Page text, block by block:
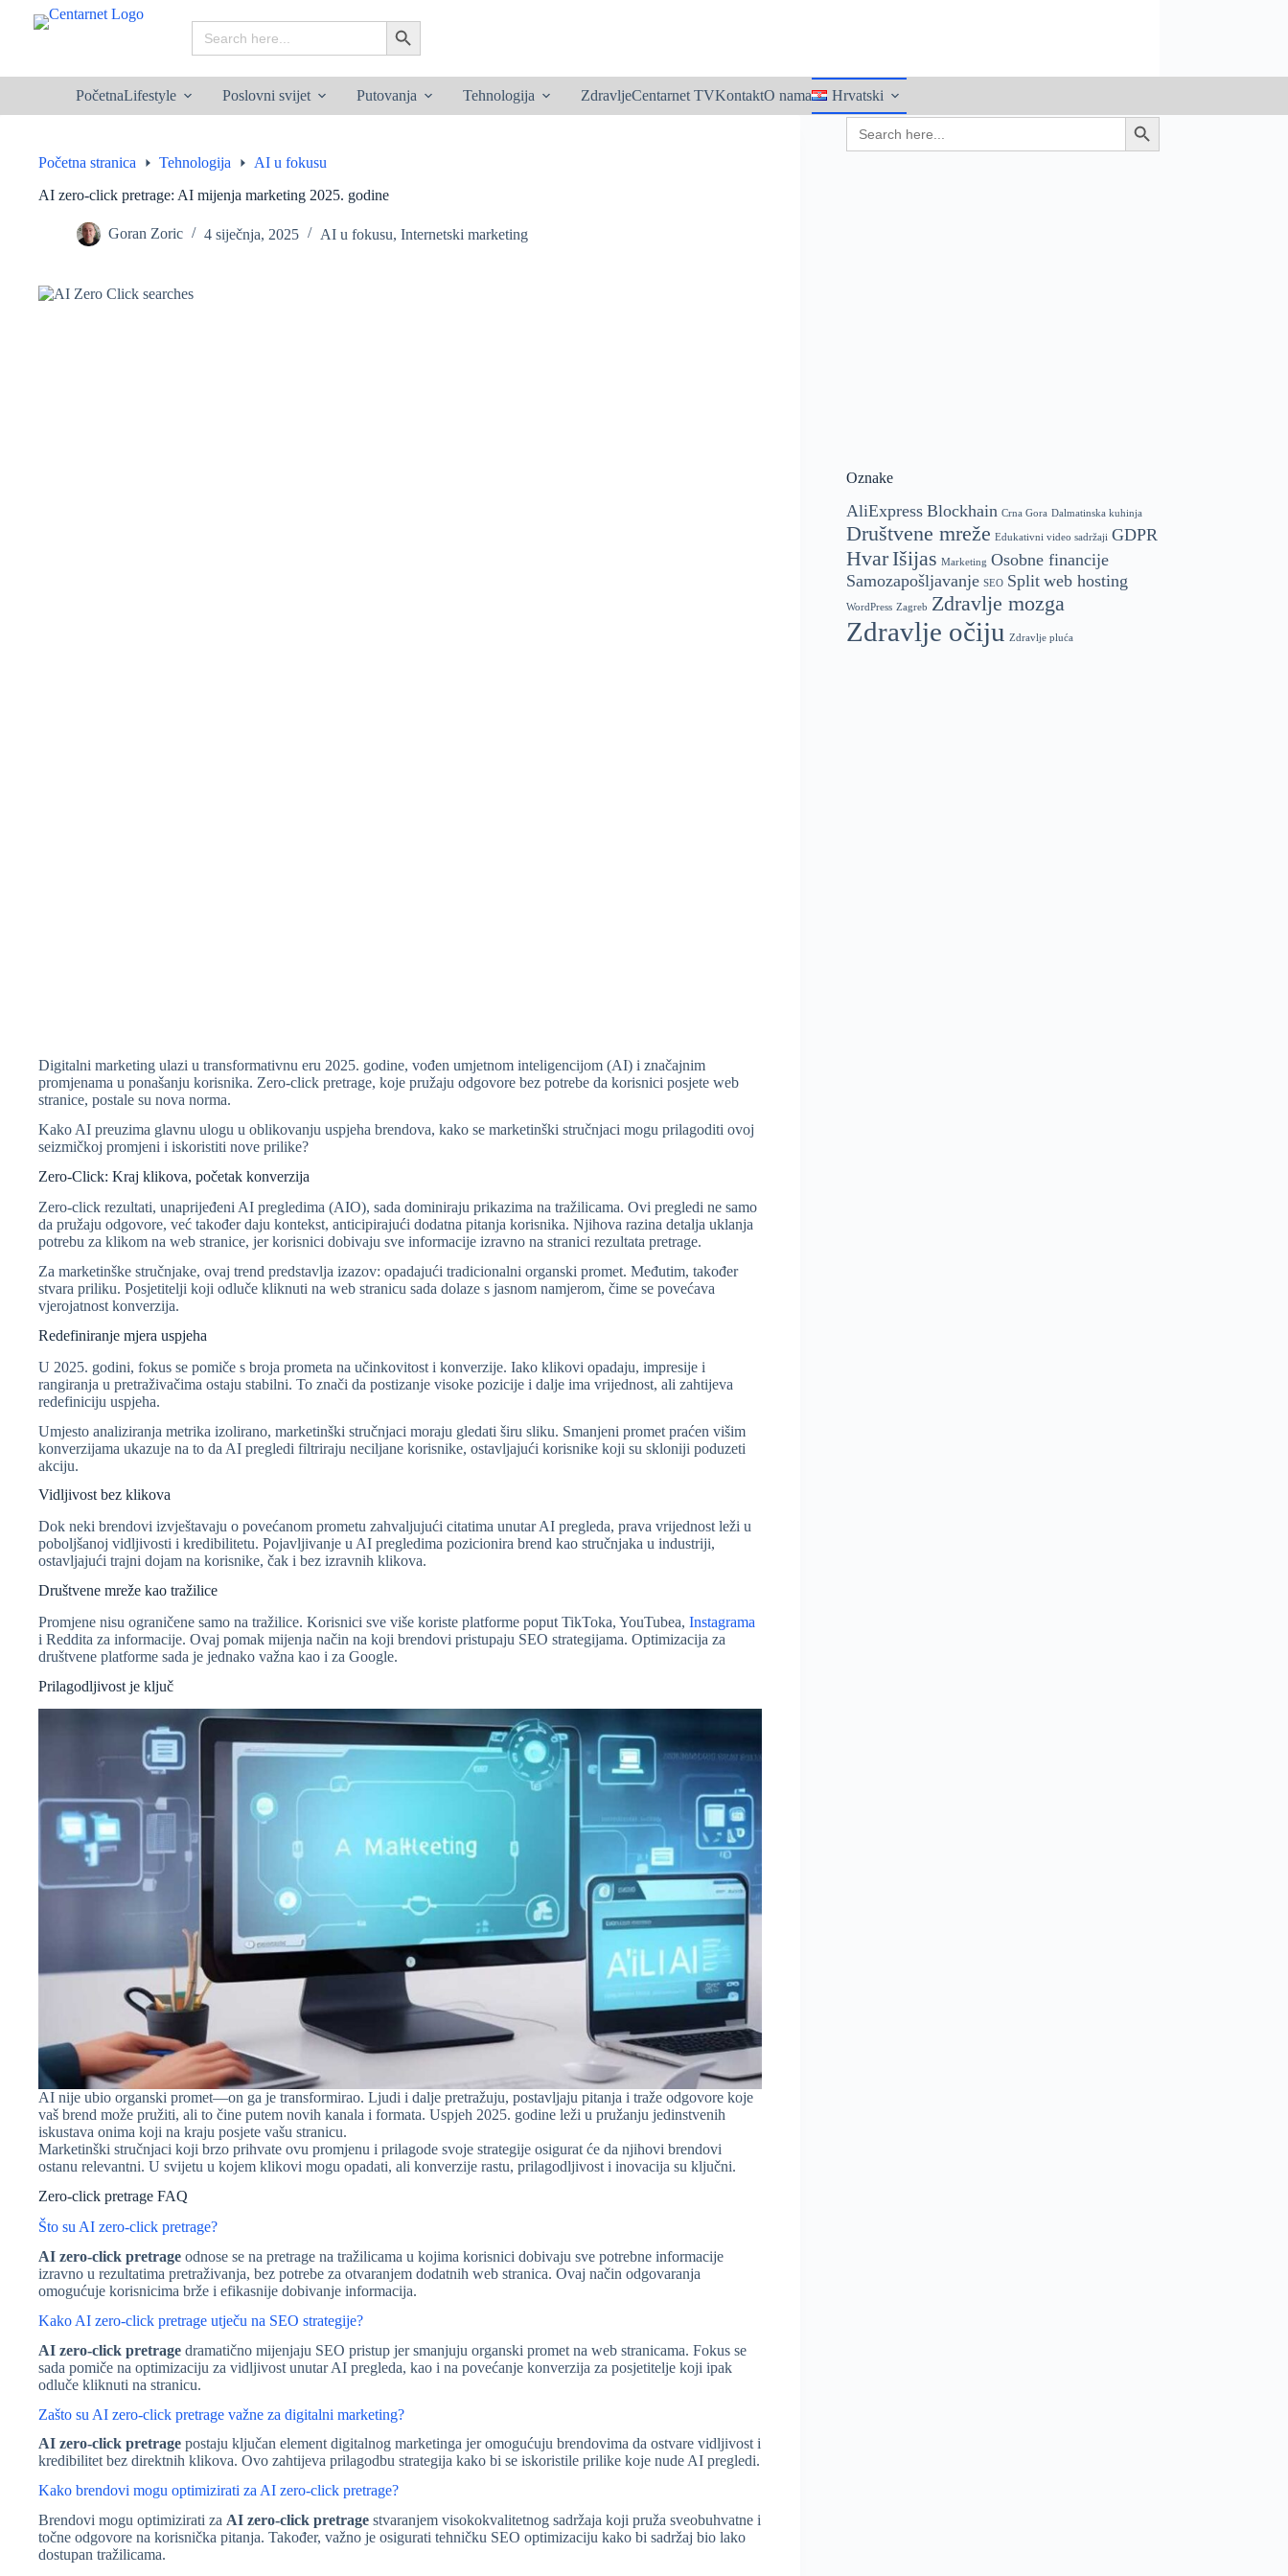
Preskoči
Search
for:
Search Button
PočetnaLifestyle Poslovni svijet Putovanja Tehnologija ZdravljeCentarnet TVKontaktO nama Hrvatski
Početna stranica Tehnologija
AI u fokusu
AI zero-click pretrage: AI mijenja marketing 2025. godine
Goran Zoric 4 siječnja, 2025 AI u fokusu, Internetski marketing
Digitalni marketing ulazi u transformativnu eru 2025. godine, vođen umjetnom inteligencijom (AI) i značajnim
promjenama u ponašanju korisnika. Zero-click pretrage, koje pružaju odgovore bez potrebe da korisnici posjete web
stranice, postale su nova norma.
Kako AI preuzima glavnu ulogu u oblikovanju uspjeha brendova, kako se marketinški stručnjaci mogu prilagoditi ovoj
seizmičkoj promjeni i iskoristiti nove prilike?
Zero-Click: Kraj klikova, početak konverzija
Zero-click rezultati, unaprijeđeni AI pregledima (AIO), sada dominiraju prikazima na tražilicama. Ovi pregledi ne samo
da pružaju odgovore, već također daju kontekst, anticipirajući dodatna pitanja korisnika. Njihova razina detalja uklanja
potrebu za klikom na web stranice, jer korisnici dobivaju sve informacije izravno na stranici rezultata pretrage.
Za marketinške stručnjake, ovaj trend predstavlja izazov: opadajući tradicionalni organski promet. Međutim, također
stvara priliku. Posjetitelji koji odluče kliknuti na web stranicu sada dolaze s jasnom namjerom, čime se povećava
vjerojatnost konverzija.
Redefiniranje mjera uspjeha
U 2025. godini, fokus se pomiče s broja prometa na učinkovitost i konverzije. Iako klikovi opadaju, impresije i
rangiranja u pretraživačima ostaju stabilni. To znači da postizanje visoke pozicije i dalje ima vrijednost, ali zahtijeva
redefiniciju uspjeha.
Umjesto analiziranja metrika izolirano, marketinški stručnjaci moraju gledati širu sliku. Smanjeni promet praćen višim
konverzijama ukazuje na to da AI pregledi filtriraju neciljane korisnike, ostavljajući korisnike koji su skloniji poduzeti
akciju.
Vidljivost bez klikova
Dok neki brendovi izvještavaju o povećanom prometu zahvaljujući citatima unutar AI pregleda, prava vrijednost leži u
poboljšanoj vidljivosti i kredibilitetu. Pojavljivanje u AI pregledima pozicionira brend kao stručnjaka u industriji,
ostavljajući trajni dojam na korisnike, čak i bez izravnih klikova.
Društvene mreže kao tražilice
Promjene nisu ograničene samo na tražilice. Korisnici sve više koriste platforme poput TikToka, YouTubea, Instagrama
i Reddita za informacije. Ovaj pomak mijenja način na koji brendovi pristupaju SEO strategijama. Optimizacija za
društvene platforme sada je jednako važna kao i za Google.
Prilagodljivost je ključ
AI nije ubio organski promet—on ga je transformirao. Ljudi i dalje pretražuju, postavljaju pitanja i traže odgovore koje
vaš brend može pružiti, ali to čine putem novih kanala i formata. Uspjeh 2025. godine leži u pružanju jedinstvenih
iskustava onima koji na kraju posjete vašu stranicu.
Marketinški stručnjaci koji brzo prihvate ovu promjenu i prilagode svoje strategije osigurat će da njihovi brendovi
ostanu relevantni. U svijetu u kojem klikovi mogu opadati, ali konverzije rastu, prilagodljivost i inovacija su ključni.
Zero-click pretrage FAQ
Što su AI zero-click pretrage?
AI zero-click pretrage odnose se na pretrage na tražilicama u kojima korisnici dobivaju sve potrebne informacije
izravno u rezultatima pretraživanja, bez potrebe za otvaranjem dodatnih web stranica. Ovaj način odgovaranja
omogućuje korisnicima brže i efikasnije dobivanje informacija.
Kako AI zero-click pretrage utječu na SEO strategije?
AI zero-click pretrage dramatično mijenjaju SEO pristup jer smanjuju organski promet na web stranicama. Fokus se
sada pomiče na optimizaciju za vidljivost unutar AI pregleda, kao i na povećanje konverzija za posjetitelje koji ipak
odluče kliknuti na stranicu.
Zašto su AI zero-click pretrage važne za digitalni marketing?
AI zero-click pretrage postaju ključan element digitalnog marketinga jer omogućuju brendovima da ostvare vidljivost i
kredibilitet bez direktnih klikova. Ovo zahtijeva prilagodbu strategija kako bi se iskoristile prilike koje nude AI pregledi.
Kako brendovi mogu optimizirati za AI zero-click pretrage?
Brendovi mogu optimizirati za AI zero-click pretrage stvaranjem visokokvalitetnog sadržaja koji pruža sveobuhvatne i
točne odgovore na korisnička pitanja. Također, važno je osigurati tehničku SEO optimizaciju kako bi sadržaj bio lako
dostupan tražilicama.
Search
for:
Search Button
Oznake
AliExpress Blockhain Crna Gora Dalmatinska kuhinja
Društvene mreže Edukativni video sadržaji GDPR
HvarIšijas Marketing Osobne financije
Samozapošljavanje SEO Split web hosting
WordPress Zagreb Zdravlje mozga
Zdravlje očiju Zdravlje pluća